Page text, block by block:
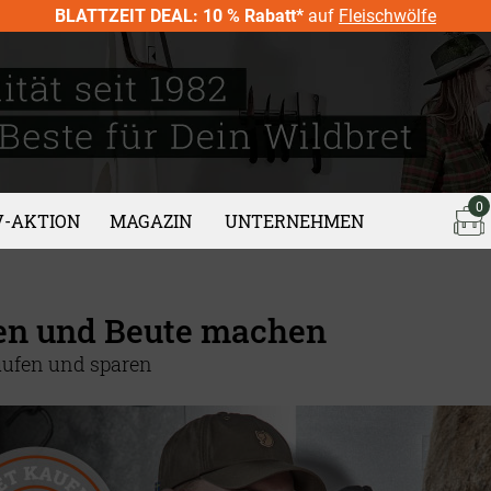
BLATTZEIT DEAL: 10 % Rabatt* auf Fleischwölfe
AKTION MAGAZIN UNTERNEHMEN
0
und Beute machen
und sparen